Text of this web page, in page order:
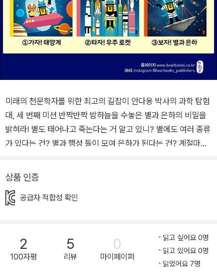
미래의 천문학자를 위한 최고의 길잡이 안다옹 박사의 과학 탐험
대, 세 번째 미션 반짝반짝 밤하늘을 수놓은 별과 은하의 비밀을
밝혀라! 별도 태어나고 죽는다는 거 알고 있니? 별에도 여러 종류
가 있다는 건? 별과 행성 들이 모여 은하가 된다는 건? 계절마다
속속들이 알려줄게. 자, 그럼 출발해 볼까? 초등 저학년을 위한
지식 정보 그림책 시리즈 〈생각곰곰〉 일곱 번째 책. 《보자! 별과
은하》는 밤하늘을 수놓은 별과 은하에 대한 다채로운 정보를 담
진 은하에 대해 알아보자. 천문학에 대한 기초 정보를 명쾌하게
전달하는 이 책은 어린이들에게는 우주와 친해지는 계기가, 부모
에게는 어린이에게 우주에 대해 쉽게 설명해 줄 수 있는 좋은 지
상품 인증
공급자 적합성 확인
2
100자평
5
리뷰
0
마이페이퍼
읽고 싶어요 0명
읽고 있어요 0명
읽었어요 7명